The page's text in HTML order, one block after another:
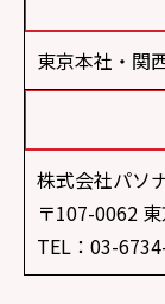
東京本社・関
株式会社パソ
〒107-0062
TEL：03-